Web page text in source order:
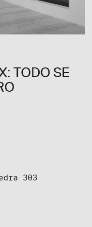
TODO SE
303